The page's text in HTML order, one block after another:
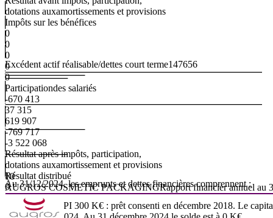
Excédent actif réalisable/dettes court terme147656
Au 31/12/2024, les emprunts et dettes financières comprennent :
▪
Emprunt à la BPI 300 K€ : prêt consenti en décembre 2018. Le
dotations auxamortissements et provisions
Impôts sur les bénéfices
0
0
0
0
0
Participationdes salariés
-670 413
37 315
619 907
-769 717
-3 522 068
Résultat après impôts, participation,
dotations auxamortissement et provisions
Résultat distribué
0
0
10
AUGROS COSMETIC PACKAGINGRapport financier annuel au